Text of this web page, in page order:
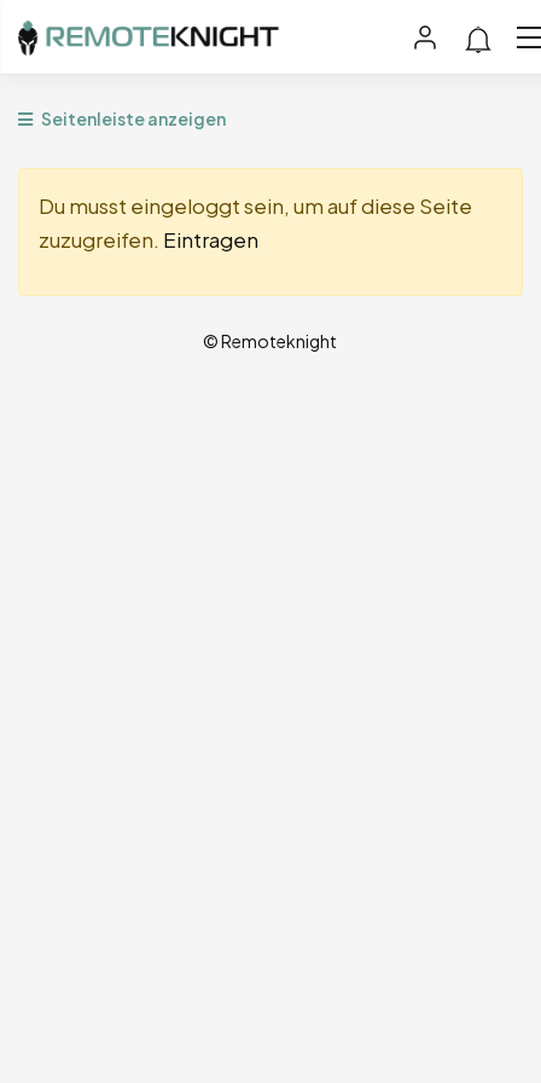
Seitenleiste anzeigen
Du musst eingeloggt sein, um auf diese Seite
zuzugreifen. Eintragen
© Remoteknight